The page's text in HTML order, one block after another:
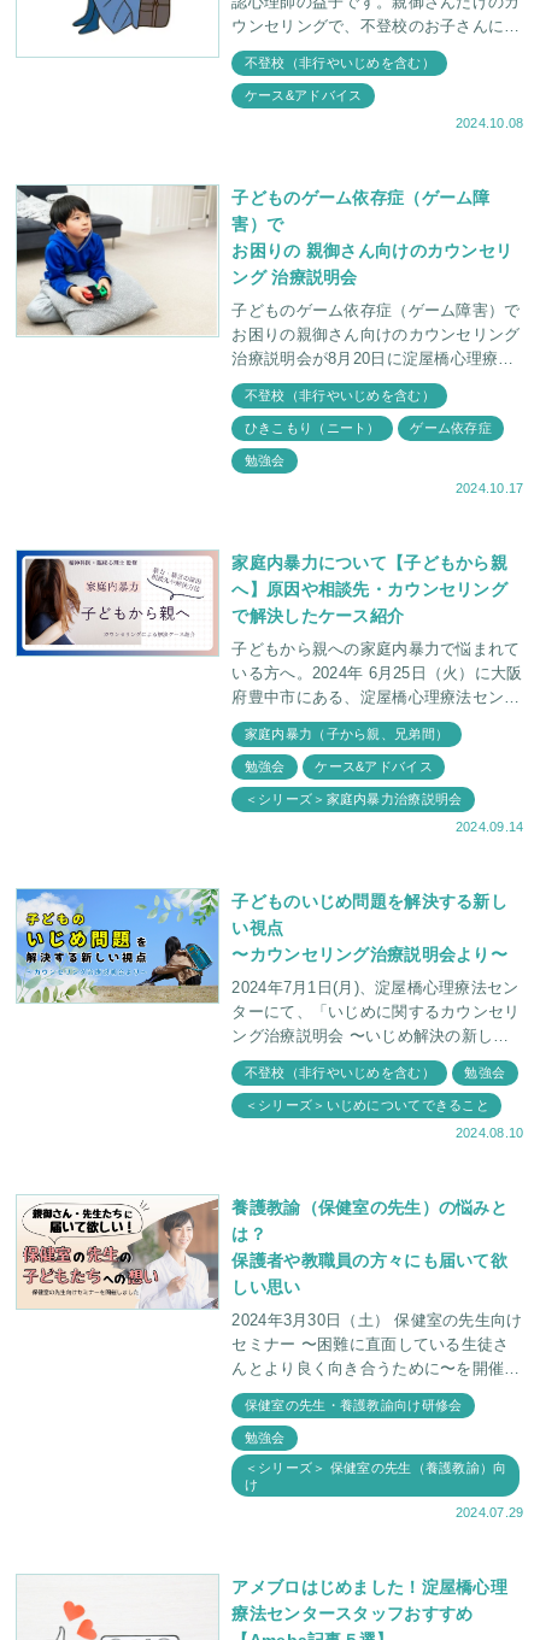
ウンセリングで、不登校のお子さんにど
のような変化がみられたか実際のケース
を取り上げました。不登校のカウンセリ
ング、またその回復の
不登校（非行やいじめを含む）
ケース&アドバイス
2024.10.08
子どものゲーム依存症（ゲーム障
害）で
お困りの 親御さん向けのカウンセリ
ング 治療説明会
子どものゲーム依存症（ゲーム障害）で
お困りの親御さん向けのカウンセリング
治療説明会が8月20日に淀屋橋心理療法
センターにて行われました。 ここ数
年、淀屋橋心理療法センターにお問い合
わせのあるお
不登校（非行やいじめを含む）
ひきこもり（ニート） ゲーム依存症
勉強会
2024.10.17
家庭内暴力について【子どもから親
へ】原因や相談先・カウンセリング
で解決したケース紹介
子どもから親への家庭内暴力で悩まれて
いる方へ。2024年 6月25日（火）に大阪
府豊中市にある、淀屋橋心理療法センタ
ーで保護者向けの家庭内暴力説明会が行
われました。どうして我が子が家庭内暴
力を起こして
家庭内暴力（子から親、兄弟間）
勉強会 ケース&アドバイス
＜シリーズ＞家庭内暴力治療説明会
2024.09.14
子どものいじめ問題を解決する新し
い視点
〜カウンセリング治療説明会より〜
2024年7月1日(月)、淀屋橋心理療法セン
ターにて、「いじめに関するカウンセリ
ング治療説明会 〜いじめ解決の新しい
視点〜」を開催しました。さまざまな角
度から、いじめ問題とその解決方法につ
いて
不登校（非行やいじめを含む） 勉強会
＜シリーズ＞いじめについてできること
2024.08.10
養護教諭（保健室の先生）の悩みと
は？
保護者や教職員の方々にも届いて欲
しい思い
2024年3月30日（土） 保健室の先生向け
セミナー 〜困難に直面している生徒さ
んとより良く向き合うために〜を開催し
ました。 たくさんの児童が通う学校で
は、不登校・いじめ・摂
保健室の先生・養護教諭向け研修会
勉強会
＜シリーズ＞ 保健室の先生（養護教諭）向
け
2024.07.29
アメブロはじめました！淀屋橋心理
療法センタースタッフおすすめ